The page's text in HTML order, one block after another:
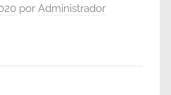
por Administrador